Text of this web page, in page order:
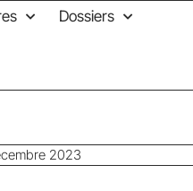
Dossiers
2023